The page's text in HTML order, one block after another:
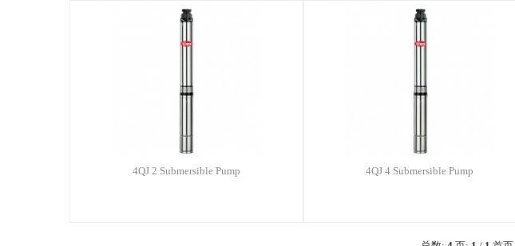
4QJ 2 Submersible Pump 4QJ 4 Submersible Pump